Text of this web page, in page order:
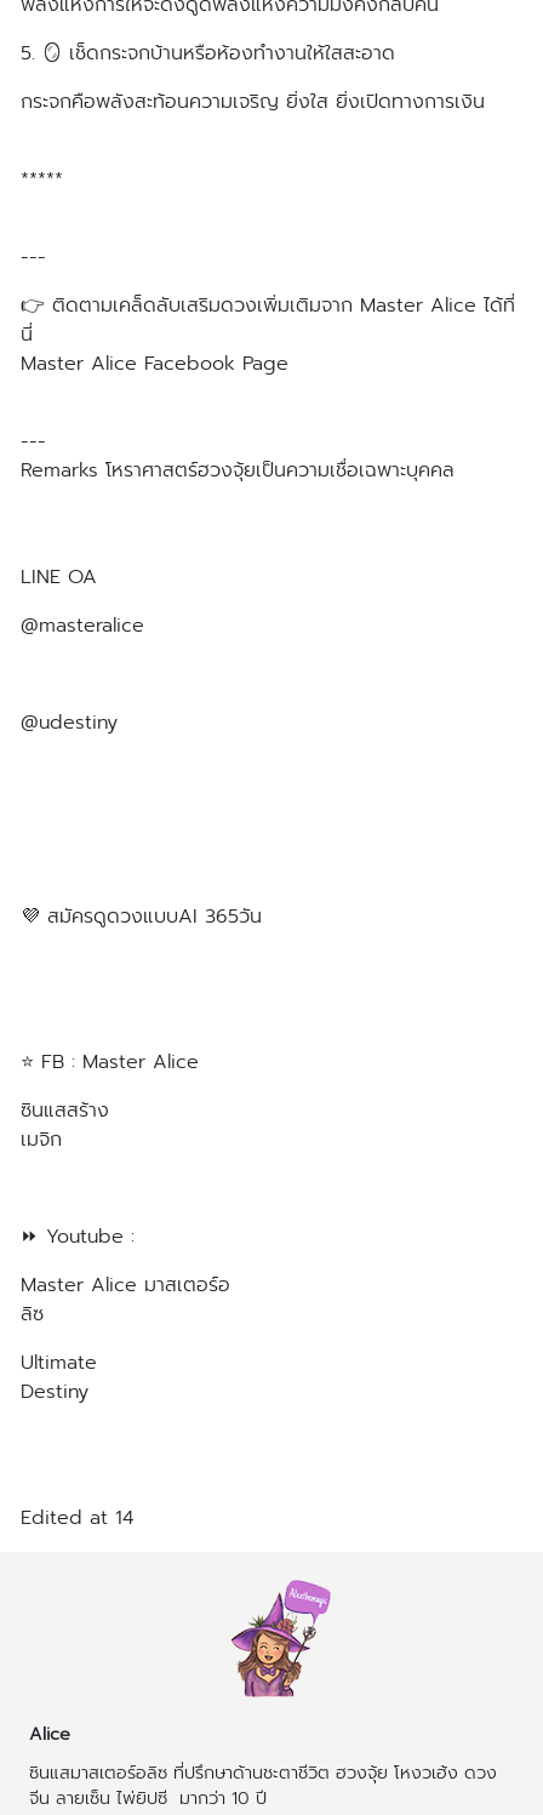
5. 🪞 เช็ดกระจกบ้านหรือห้องทำงานให้ใสสะอาด
กระจกคือพลังสะท้อนความเจริญ ยิ่งใส ยิ่งเปิดทางการเงิน
*****
---
👉 ติดตามเคล็ดลับเสริมดวงเพิ่มเติมจาก Master Alice ได้ที่
นี่
Master Alice Facebook Page
---
Remarks โหราศาสตร์ฮวงจุ้ยเป็นความเชื่อเฉพาะบุคคล
LINE OA
@masteralice
@udestiny
💜 สมัครดูดวงแบบAI 365วัน
⭐️ FB : Master Alice
ซินแสสร้าง
เมจิก
⏩ Youtube :
Master Alice มาสเตอร์อ
ลิซ
Ultimate
Destiny
Edited at 14
Alice
ซินแสมาสเตอร์อลิซ ที่ปรึกษาด้านชะตาชีวิต ฮวงจุ้ย โหงวเฮ้ง ดวง
จีน ลายเซ็น ไพ่ยิปซี  มากว่า 10 ปี